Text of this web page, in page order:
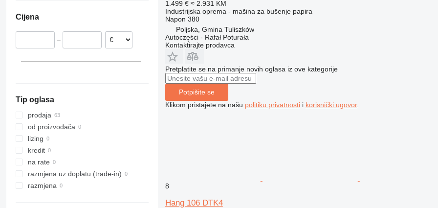
Cijena
–
Tip oglasa
prodaja
od proizvođača
lizing
kredit
na rate
razmjena uz doplatu (trade-in)
razmjena
1.499 € ≈ 2.931 KM
Industrijska oprema - mašina za bušenje papira
Napon 380
Poljska, Gmina Tuliszków
Autoczęści - Rafał Poturała
Kontaktirajte prodavca
Pretplatite se na primanje novih oglasa iz ove kategorije
Potpišite se
Klikom pristajete na našu politiku privatnostii korisnički ugovor.
8
Hang 106 DTK4